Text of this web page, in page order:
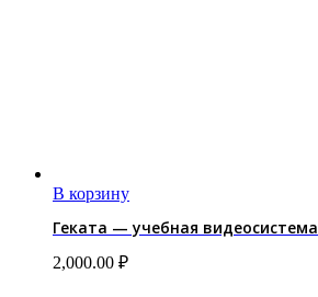
В корзину
Геката — учебная видеосистема
2,000.00 ₽